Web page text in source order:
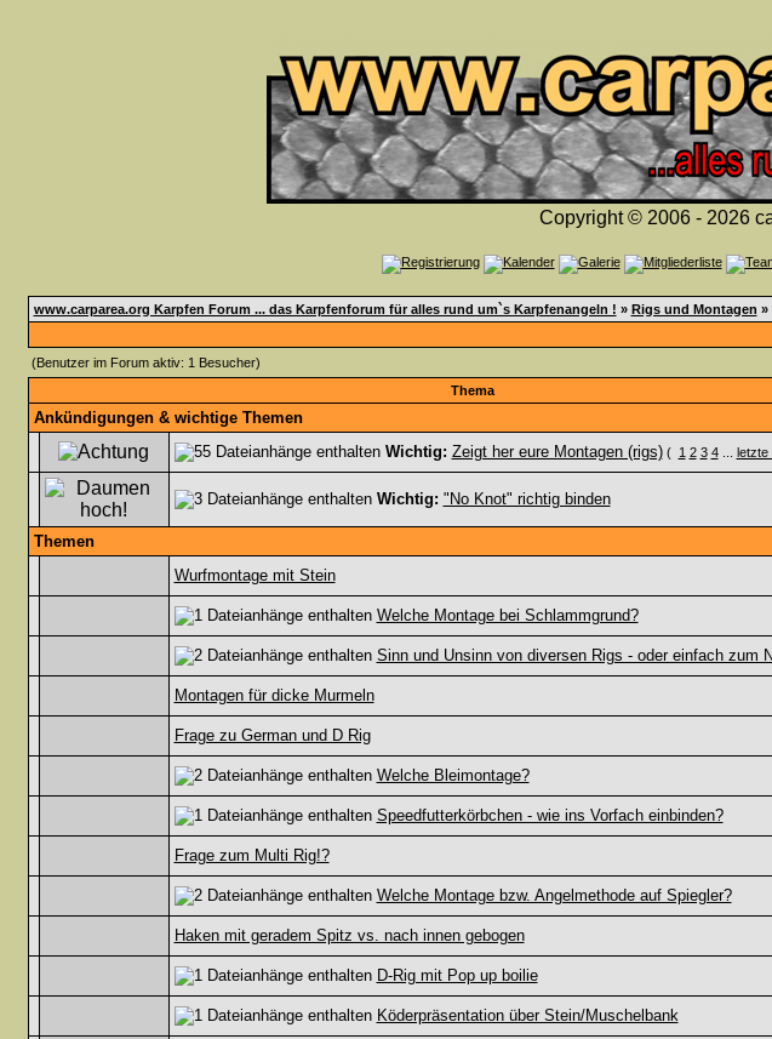
Copyright © 2006 - 2026
www.carparea.org Karpfen Forum ... das Karpfenforum für alles rund um`s Karpfenangeln ! » Rigs und Montagen »
(Benutzer im Forum aktiv: 1 Besucher)
Thema
Ankündigungen & wichtige Themen
Wichtig: Zeigt her eure Montagen (rigs)( 1 2 3 4... letzte
Wichtig: "No Knot" richtig binden
Themen
Wurfmontage mit Stein
Welche Montage bei Schlammgrund?
Sinn und Unsinn von diversen Rigs - oder einfach zum
Montagen für dicke Murmeln
Frage zu German und D Rig
Welche Bleimontage?
Speedfutterkörbchen - wie ins Vorfach einbinden?
Frage zum Multi Rig!?
Welche Montage bzw. Angelmethode auf Spiegler?
Haken mit geradem Spitz vs. nach innen gebogen
D-Rig mit Pop up boilie
Köderpräsentation über Stein/Muschelbank